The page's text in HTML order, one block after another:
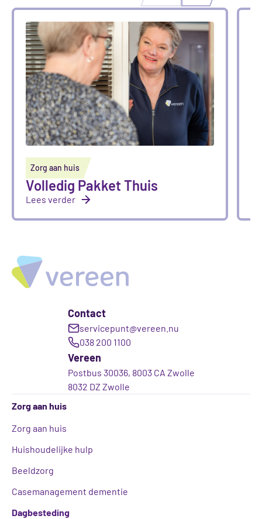
Volledig Pakket Thuis
Zorg aan huis
Lees verder
Contact
servicepunt@vereen.nu
038 200 1100
Vereen
Postbus 30036, 8003 CA Zwolle
8032 DZ Zwolle
Zorg aan huis
Zorg aan huis
Huishoudelijke hulp
Beeldzorg
Casemanagement dementie
Dagbesteding